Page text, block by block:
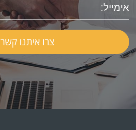
צרו איתנו קשר